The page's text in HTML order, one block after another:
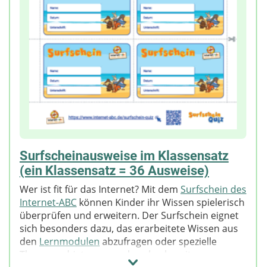
Surfscheinausweise im Klassensatz
(ein Klassensatz = 36 Ausweise)
Wer ist fit für das Internet? Mit dem Surfschein des
Internet-ABC können Kinder ihr Wissen spielerisch
überprüfen und erweitern. Der Surfschein eignet
sich besonders dazu, das erarbeitete Wissen aus
den Lernmodulen abzufragen oder spezielle
Themengebiete vor- und nachzubereiten.